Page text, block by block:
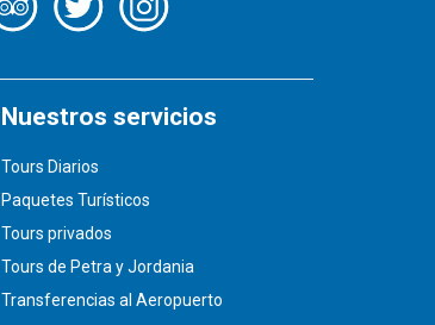
Nuestros servicios
Tours Diarios
Paquetes Turísticos
Tours privados
Tours de Petra y Jordania
Transferencias al Aeropuerto